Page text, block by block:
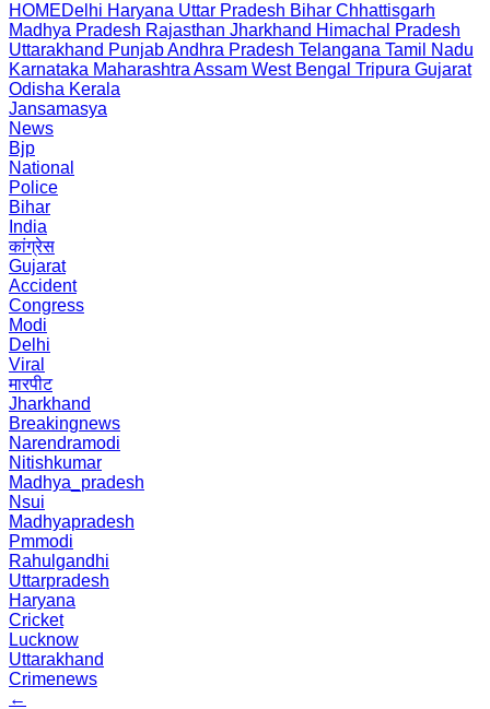
HOMEDelhi Haryana Uttar Pradesh Bihar Chhattisgarh
Madhya Pradesh Rajasthan Jharkhand Himachal Pradesh
Uttarakhand PunjabAndhra Pradesh Telangana Tamil Nadu
Karnataka Maharashtra Assam West Bengal Tripura Gujarat
Odisha Kerala
Jansamasya
News
Bjp
National
Police
Bihar
India
कांग्रेस
Gujarat
Accident
Congress
Modi
Delhi
Viral
मारपीट
Jharkhand
Breakingnews
Narendramodi
Nitishkumar
Madhya_pradesh
Nsui
Madhyapradesh
Pmmodi
Rahulgandhi
Uttarpradesh
Haryana
Cricket
Lucknow
Uttarakhand
Crimenews
←